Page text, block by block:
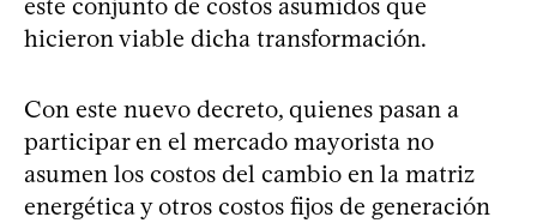
este conjunto de costos asumidos que
hicieron viable dicha transformación.
Con este nuevo decreto, quienes pasan a
participar en el mercado mayorista no
asumen los costos del cambio en la matriz
energética y otros costos fijos de generación